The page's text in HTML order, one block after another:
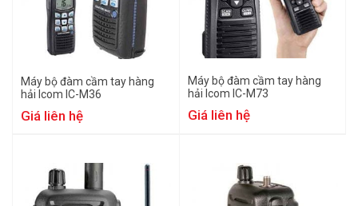
Máy bộ đàm cầm tay hàng
hải Icom IC-M36
Giá liên hệ
Máy bộ đàm cầm tay hàng
hải Icom IC-M73
Giá liên hệ